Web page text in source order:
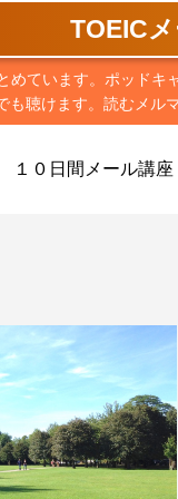
TOEIC
めています。ポッド
聴けます。読むメル
１０日間メール講座